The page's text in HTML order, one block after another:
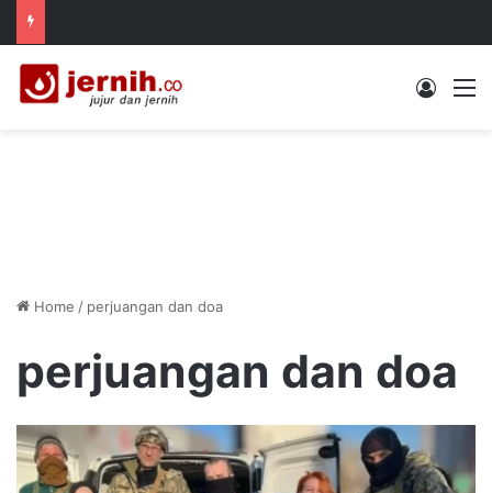
Log In
Home / perjuangan dan doa
perjuangan dan doa